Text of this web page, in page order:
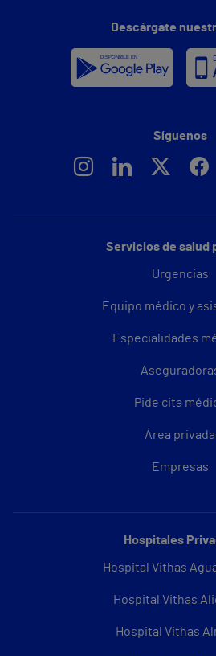
Servicios de salud
Urgencias
Equipo médico y
Especialidades
Pide cita
Área privada
Empresas
Hospitales
Hospital Vithas
Hospital Vithas
Hospital Vithas
Descárgate
Síguenos